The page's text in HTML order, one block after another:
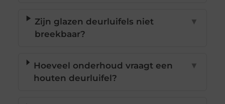
Zijn glazen deurluifels niet
breekbaar?
▼
Hoeveel onderhoud vraagt een
houten deurluifel?
▼